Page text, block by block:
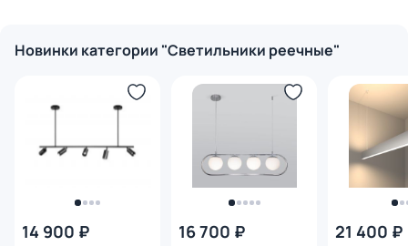
Новинки категории "Светильники реечные"
14 900 ₽ 16 700 ₽ 21 400 ₽